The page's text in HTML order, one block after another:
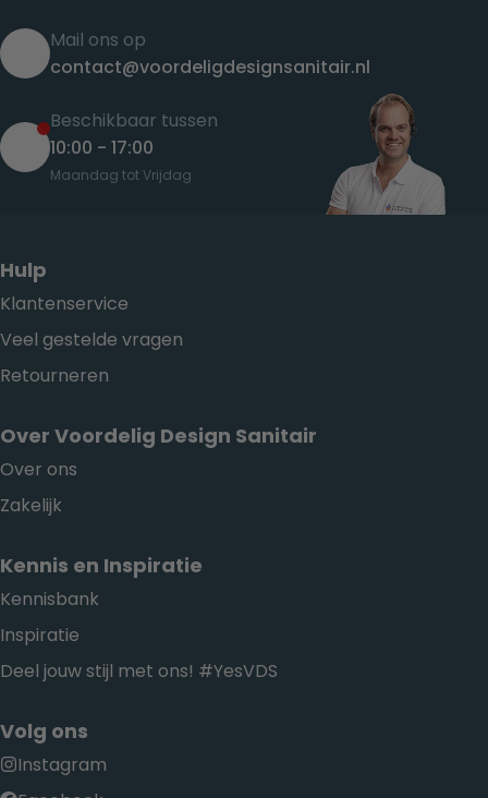
Mail ons op
contact@voordeligdesignsanitair.nl
Beschikbaar tussen
10:00 - 17:00
Maandag tot Vrijdag
Hulp
Klantenservice
Veel gestelde vragen
Retourneren
Over Voordelig Design Sanitair
Over ons
Zakelijk
Kennis en Inspiratie
Kennisbank
Inspiratie
Deel jouw stijl met ons! #YesVDS
Volg ons
Instagram